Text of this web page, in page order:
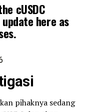
cUSDC
here as
pihaknya sedang